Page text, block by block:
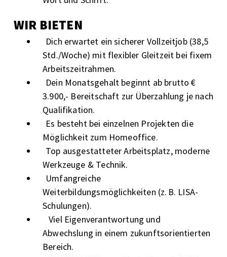
WIR BIETEN
Dich erwartet ein sicherer Vollzeitjob (38,5
Std./Woche) mit flexibler Gleitzeit bei fixem
Arbeitszeitrahmen.
Dein Monatsgehalt beginnt ab brutto €
3.900,- Bereitschaft zur Überzahlung je nach
Qualifikation.
Es besteht bei einzelnen Projekten die
Möglichkeit zum Homeoffice.
Top ausgestatteter Arbeitsplatz, moderne
Werkzeuge & Technik.
Umfangreiche
Weiterbildungsmöglichkeiten (z. B. LISA-
Schulungen).
Viel Eigenverantwortung und
Abwechslung in einem zukunftsorientierten
Bereich.